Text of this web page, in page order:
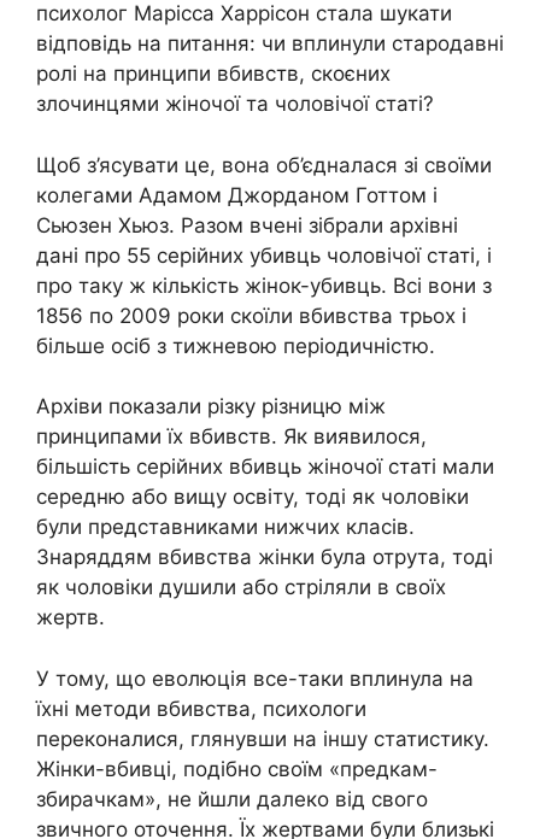
психолог Марісса Харрісон стала шукати
відповідь на питання: чи вплинули стародавні
ролі на принципи вбивств, скоєних
злочинцями жіночої та чоловічої статі?
Щоб з’ясувати це, вона об’єдналася зі своїми
колегами Адамом Джорданом Готтом і
Сьюзен Хьюз. Разом вчені зібрали архівні
дані про 55 серійних убивць чоловічої статі, і
про таку ж кількість жінок-убивць. Всі вони з
1856 по 2009 роки скоїли вбивства трьох і
більше осіб з тижневою періодичністю.
Архіви показали різку різницю між
принципами їх вбивств. Як виявилося,
більшість серійних вбивць жіночої статі мали
середню або вищу освіту, тоді як чоловіки
були представниками нижчих класів.
Знаряддям вбивства жінки була отрута, тоді
як чоловіки душили або стріляли в своїх
жертв.
У тому, що еволюція все-таки вплинула на
їхні методи вбивства, психологи
переконалися, глянувши на іншу статистику.
Жінки-вбивці, подібно своїм «предкам-
збирачкам», не йшли далеко від свого
звичного оточення. Їх жертвами були близькі